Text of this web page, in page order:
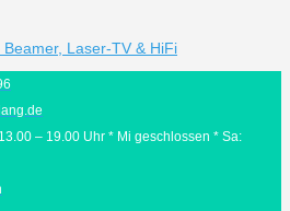
Laser-TV & HiFi
– 19.00 Uhr * Mi geschlossen * Sa: